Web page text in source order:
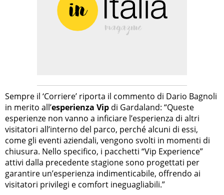
Sempre il ‘Corriere’ riporta il commento di Dario Bagnoli
in merito all’esperienza Vip di Gardaland: “Queste
esperienze non vanno a inficiare l’esperienza di altri
visitatori all’interno del parco, perché alcuni di essi,
come gli eventi aziendali, vengono svolti in momenti di
chiusura. Nello specifico, i pacchetti “Vip Experience”
attivi dalla precedente stagione sono progettati per
garantire un’esperienza indimenticabile, offrendo ai
visitatori privilegi e comfort ineguagliabili.”